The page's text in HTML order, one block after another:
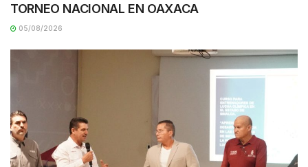
TORNEO NACIONAL EN OAXACA
05/08/2026